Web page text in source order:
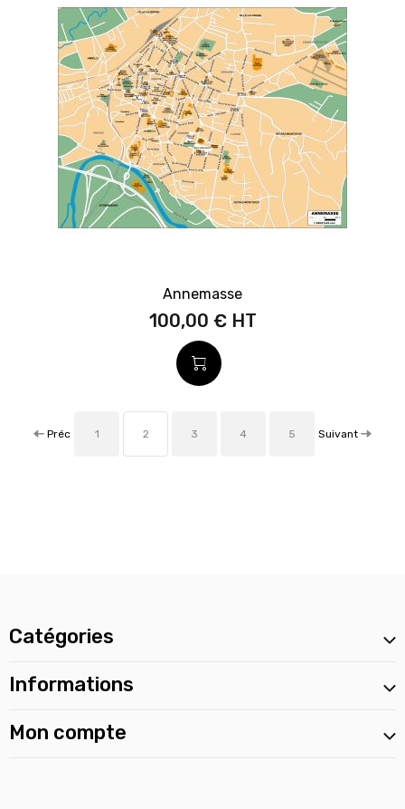
Annemasse
100,00 €
Préc 1 2 3 4 5 Suivant
Catégories
Informations
Mon compte